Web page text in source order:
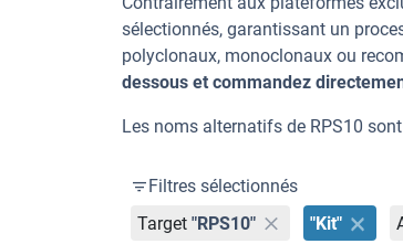
sélectionnés, garantissant un
polyclonaux, monoclonaux ou
dessous et commandez
Les noms alternatifs de RPS10
Filtres sélectionnés
Target "RPS10" "Kit"